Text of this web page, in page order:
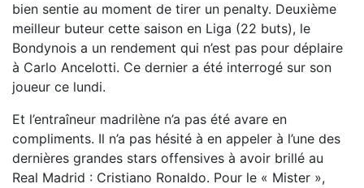
bien sentie au moment de tirer un penalty. Deuxième
meilleur buteur cette saison en Liga (22 buts), le
Bondynois a un rendement qui n’est pas pour déplaire
à Carlo Ancelotti. Ce dernier a été interrogé sur son
joueur ce lundi.
Et l’entraîneur madrilène n’a pas été avare en
compliments. Il n’a pas hésité à en appeler à l’une des
dernières grandes stars offensives à avoir brillé au
Real Madrid : Cristiano Ronaldo. Pour le « Mister »,